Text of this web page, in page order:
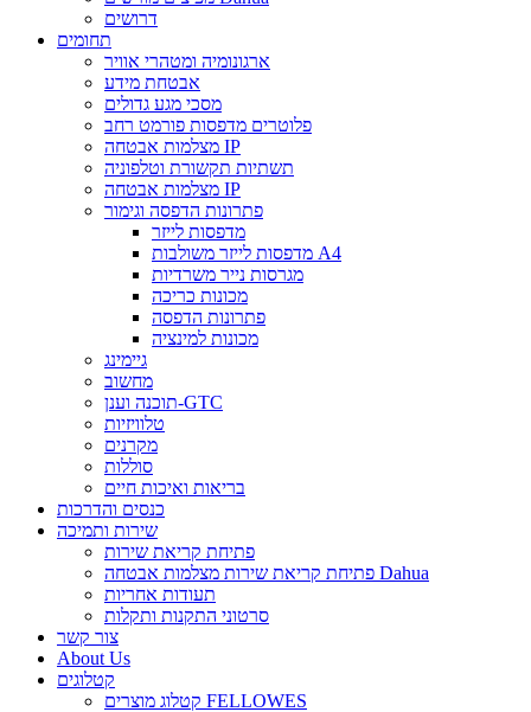
דרושים
תחומים
ארגונומיה ומטהרי אוויר
אבטחת מידע
מסכי מגע גדולים
פלוטרים מדפסות פורמט רחב
מצלמות אבטחה IP
תשתיות תקשורת וטלפוניה
מצלמות אבטחה IP
פתרונות הדפסה וגימור
מדפסות לייזר
מדפסות לייזר משולבות A4
מגרסות נייר משרדיות
מכונות כריכה
פתרונות הדפסה
מכונות למינציה
גיימינג
מחשוב
תוכנה וענן-GTC
טלוויזיות
מקרנים
סוללות
בריאות ואיכות חיים
כנסים והדרכות
שירות ותמיכה
פתיחת קריאת שירות
פתיחת קריאת שירות מצלמות אבטחה Dahua
תעודות אחריות
סרטוני התקנות ותקלות
צור קשר
About Us
קטלוגים
קטלוג מוצרים FELLOWES